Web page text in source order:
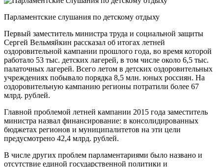
Парламентские слушания по детскому отдыху
Первый заместитель министра труда и социальной защиты
Сергей Вельмяйкин рассказал об итогах летней
оздоровительной кампании прошлого года, во время которой
работало 53 тыс. детских лагерей, в том числе около 6,5 тыс.
палаточных лагерей. Всего летом в детских оздоровительных
учреждениях побывало порядка 8,5 млн. юных россиян. На
оздоровительную кампанию регионы потратили более 67
млрд. рублей.
Главной проблемой летней кампании 2015 года заместитель
министра назвал финансирование: в консолидированных
бюджетах регионов и муниципалитетов на эти цели
предусмотрено 42,4 млрд. рублей.
В числе других проблем парламентариями было названо и
отсутствие единой государственной политики и